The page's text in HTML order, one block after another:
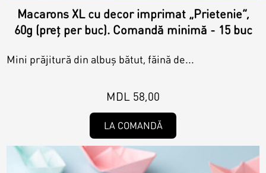
Bomboane
Accesorii/Party
Toppere
Lumânări
Macarons XL cu decor imprimat „Prietenie”,
60g (preț per buc). Comandă minimă - 15 buc
Mini prăjitură din albuș bătut, făină de...
MDL 58,00
LA COMANDĂ